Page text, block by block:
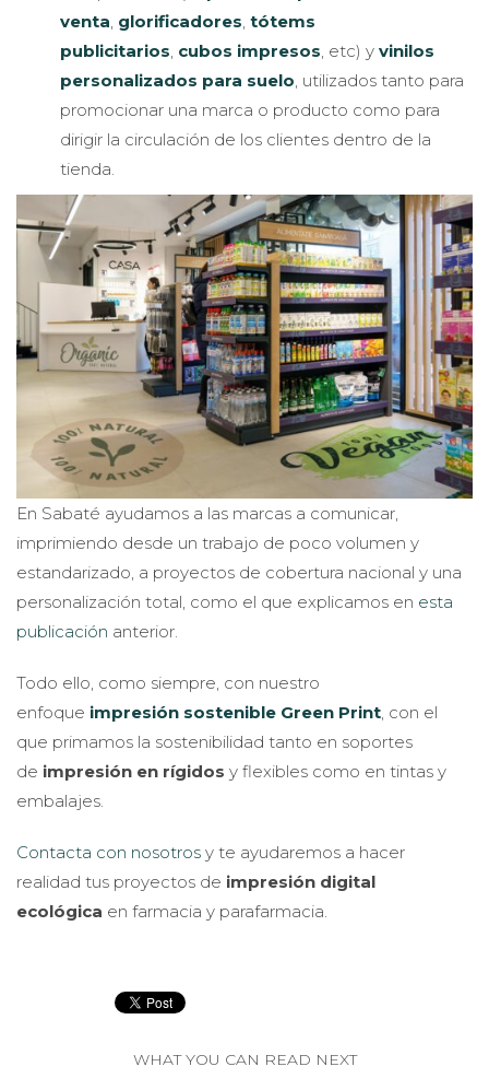
venta, glorificadores, tótems
publicitarios, cubos impresos, etc) y vinilos
personalizados para suelo, utilizados tanto para
promocionar una marca o producto como para
dirigir la circulación de los clientes dentro de la
tienda.
En Sabaté ayudamos a las marcas a comunicar,
imprimiendo desde un trabajo de poco volumen y
estandarizado, a proyectos de cobertura nacional y una
personalización total, como el que explicamos en esta
publicación anterior.
Todo ello, como siempre, con nuestro
enfoque impresión sostenible Green Print, con el
que primamos la sostenibilidad tanto en soportes
de impresión en rígidos y flexibles como en tintas y
embalajes.
Contacta con nosotros y te ayudaremos a hacer
realidad tus proyectos de impresión digital
ecológica en farmacia y parafarmacia.
WHAT YOU CAN READ NEXT